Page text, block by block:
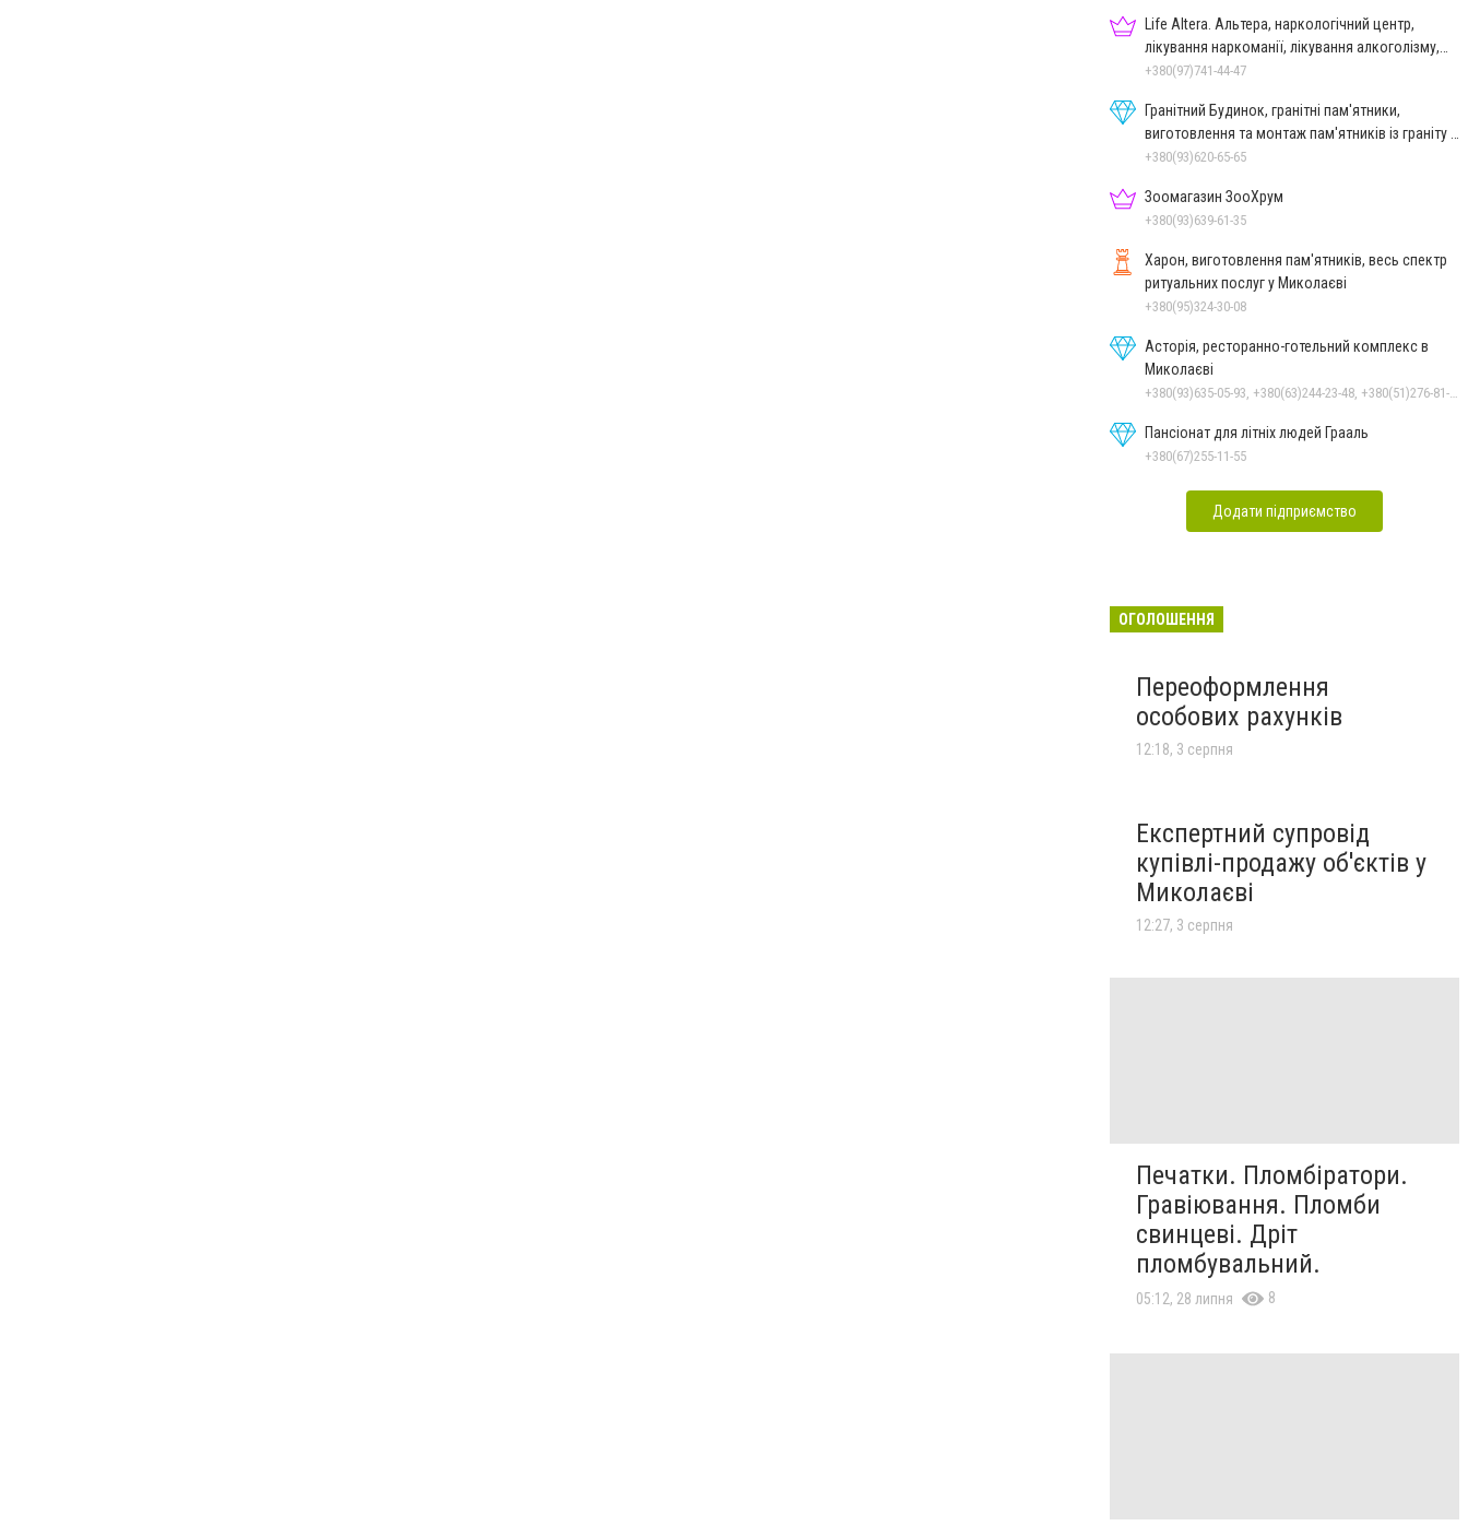
Life Altera. Альтера, наркологічний центр,
лікування наркоманії, лікування алкоголізму,
зняття ломки
+380(97)741-44-47
Гранітний Будинок, гранітні пам'ятники,
виготовлення та монтаж пам'ятників із граніту в
Миколаєві
+380(93)620-65-65
Зоомагазин ЗооХрум
+380(93)639-61-35
Харон, виготовлення пам'ятників, весь спектр
ритуальних послуг у Миколаєві
+380(95)324-30-08
Асторія, ресторанно-готельний комплекс в
Миколаєві
Пансіонат для літніх людей Грааль
+380(67)255-11-55
Додати підприємство
ОГОЛОШЕННЯ
Переоформлення
особових рахунків
12:18, 3 серпня
Експертний супровід
купівлі-продажу об'єктів у
Миколаєві
12:27, 3 серпня
Печатки. Пломбіратори.
Гравіювання. Пломби
свинцеві. Дріт
пломбувальний.
05:12, 28 липня 8